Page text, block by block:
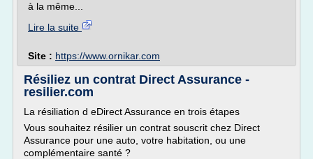
à la même...
Lire la suite
Site : https://www.ornikar.com
Résiliez un contrat Direct Assurance -
resilier.com
La résiliation d eDirect Assurance en trois étapes
Vous souhaitez résilier un contrat souscrit chez Direct
Assurance pour une auto, votre habitation, ou une
complémentaire santé ?